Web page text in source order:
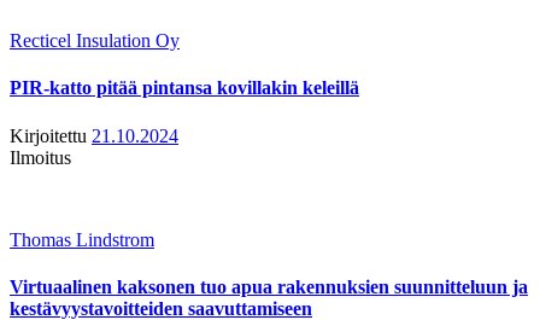
Recticel Insulation Oy
PIR-katto pitää pintansa kovillakin keleillä
Kirjoitettu 21.10.2024
Ilmoitus
Thomas Lindstrom
Virtuaalinen kaksonen tuo apua rakennuksien suunnitteluun ja
kestävyystavoitteiden saavuttamiseen